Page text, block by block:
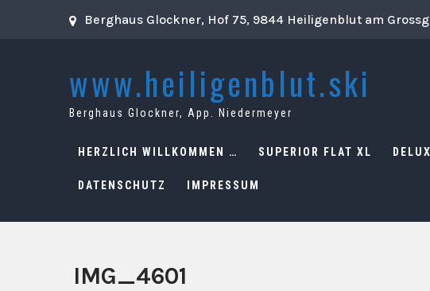
Berghaus Glockner, Hof 75, 9844 Heiligenblut am
www.heiligenblut.ski
Berghaus Glockner, App. Niedermeyer
HERZLICH WILLKOMMEN … SUPERIOR FLAT XL
DATENSCHUTZ IMPRESSUM
IMG_4601